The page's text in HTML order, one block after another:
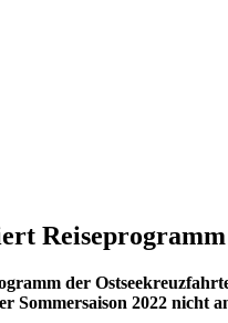
der
Sommersaison 2022 nicht